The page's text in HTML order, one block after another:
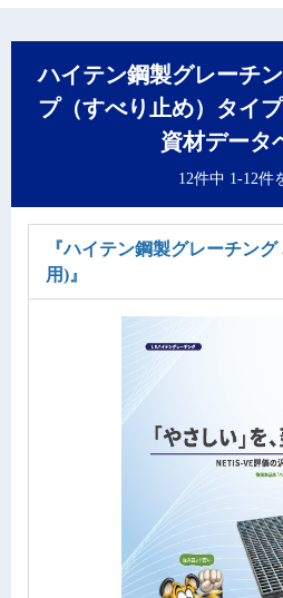
ハイテン鋼製グレーチ
プ（すべり止め）タイ
資材データ
12件中 1-12件
『ハイテン鋼製グレーチン
用)』